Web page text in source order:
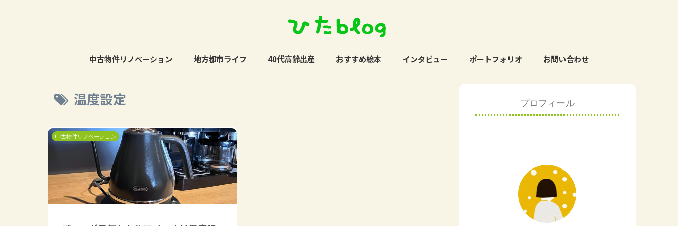
中古物件リノベーション 地方都市ライフ 40代高齢出産 おすすめ絵本 インタビュー ポートフォリオ お問い合わせ
温度設定
中古物件リノベーション
プロフィール